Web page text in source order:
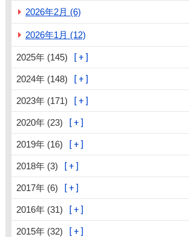
2026年2月 (6)
2026年1月 (12)
2025年 (145)
2024年 (148)
2023年 (171)
2020年 (23)
2019年 (16)
2018年 (3)
2017年 (6)
2016年 (31)
2015年 (32)